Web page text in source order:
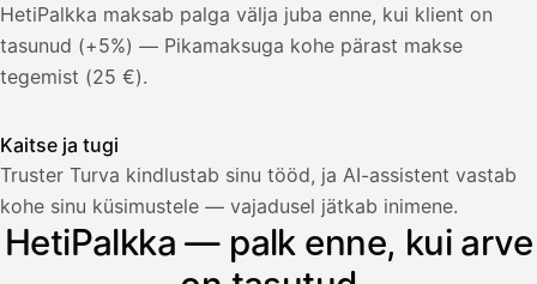
HetiPalkka maksab palga välja juba enne, kui klient on
tasunud (+5%) — Pikamaksuga kohe pärast makse
tegemist (25 €).
Kaitse ja tugi
Truster Turva kindlustab sinu tööd, ja AI-assistent vastab
kohe sinu küsimustele — vajadusel jätkab inimene.
HetiPalkka — palk enne, kui arve
Palkka
Lasku · Acme Oy
Odottaa maksua
Palkka maksussa